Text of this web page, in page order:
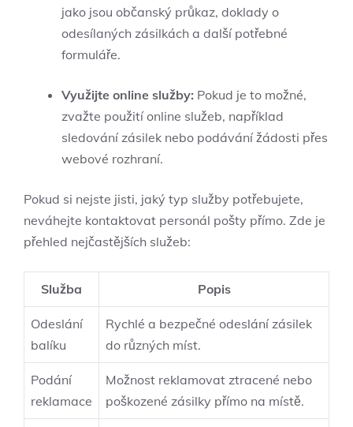
jako jsou občanský průkaz, doklady o
odesílaných zásilkách a další potřebné
formuláře.
Využijte online služby: Pokud je to možné,
zvažte použití online služeb, například
sledování zásilek nebo podávání žádosti přes
webové rozhraní.
Pokud si nejste jisti, jaký typ služby potřebujete,
neváhejte kontaktovat personál pošty přímo. Zde je
přehled nejčastějších služeb:
Služba Popis
Odeslání
balíku
Rychlé a bezpečné odeslání zásilek
do různých míst.
Podání
reklamace
Možnost reklamovat ztracené nebo
poškozené zásilky přímo na místě.